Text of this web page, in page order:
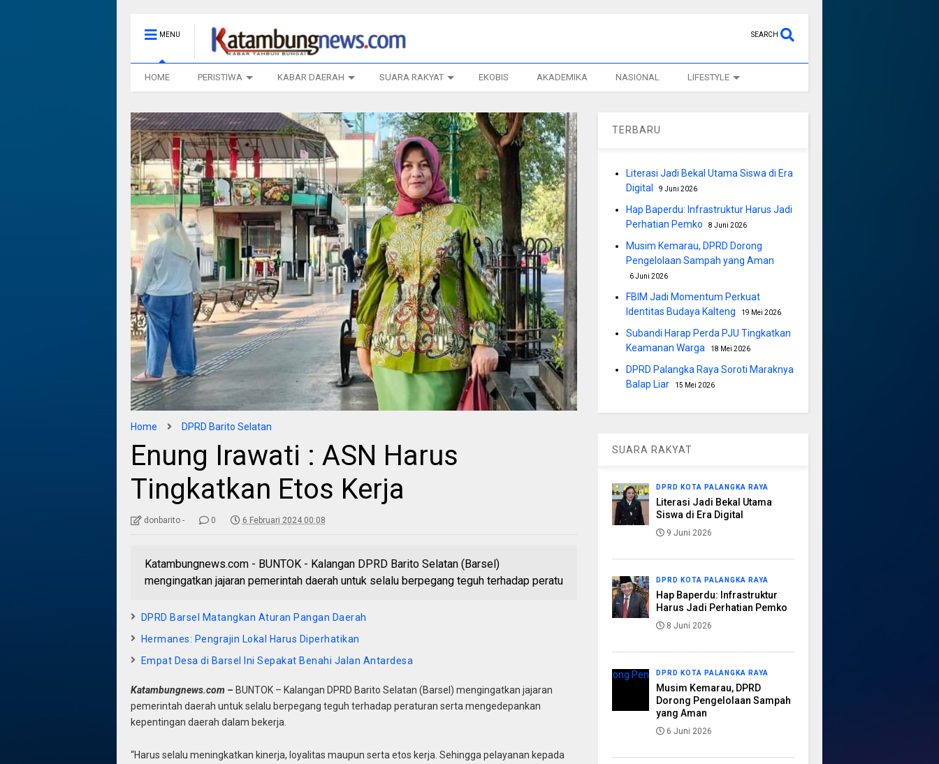
MENU SEARCH
HOME PERISTIWA KABAR DAERAH SUARA RAKYAT EKOBIS AKADEMIKA NASIONAL LIFESTYLE
Home DPRD Barito Selatan
Enung Irawati : ASN Harus
Tingkatkan Etos Kerja
donbarito - 0 6 Februari 2024 00:08
Katambungnews.com - BUNTOK - Kalangan DPRD Barito Selatan (Barsel)
mengingatkan jajaran pemerintah daerah untuk selalu berpegang teguh terhadap peratu
DPRD Barsel Matangkan Aturan Pangan Daerah
Hermanes: Pengrajin Lokal Harus Diperhatikan
Empat Desa di Barsel Ini Sepakat Benahi Jalan Antardesa
Katambungnews.com – BUNTOK – Kalangan DPRD Barito Selatan (Barsel) mengingatkan jajaran
pemerintah daerah untuk selalu berpegang teguh terhadap peraturan serta mengedepankan
kepentingan daerah dalam bekerja.
“Harus selalu meningkatkan kinerja, loyalitas maupun serta etos kerja. Sehingga pelayanan kepada
TERBARU
Literasi Jadi Bekal Utama Siswa di Era
Digital
9 Juni 2026
Hap Baperdu: Infrastruktur Harus Jadi
Perhatian Pemko
8 Juni 2026
Musim Kemarau, DPRD Dorong
Pengelolaan Sampah yang Aman
6 Juni 2026
FBIM Jadi Momentum Perkuat
Identitas Budaya Kalteng
19 Mei 2026
Subandi Harap Perda PJU Tingkatkan
Keamanan Warga
18 Mei 2026
DPRD Palangka Raya Soroti Maraknya
Balap Liar
15 Mei 2026
SUARA RAKYAT
DPRD KOTA PALANGKA RAYA
Literasi Jadi Bekal Utama
Siswa di Era Digital
9 Juni 2026
DPRD KOTA PALANGKA RAYA
Hap Baperdu: Infrastruktur
Harus Jadi Perhatian Pemko
8 Juni 2026
DPRD KOTA PALANGKA RAYA
Musim Kemarau, DPRD
Dorong Pengelolaan Sampah
yang Aman
6 Juni 2026